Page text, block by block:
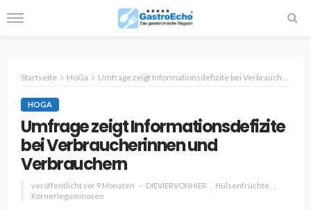
Startseite HoGa Umfrage zeigt Informationsdefizite bei Verbraucherinnen und Verbrauchern
HOGA
Umfrage zeigt Informationsdefizite
bei Verbraucherinnen und
Verbrauchern
veröffentlicht vor 9 Monaten DIEVIERVONHIER
Hülsenfrüchte.
Körnerleguminosen